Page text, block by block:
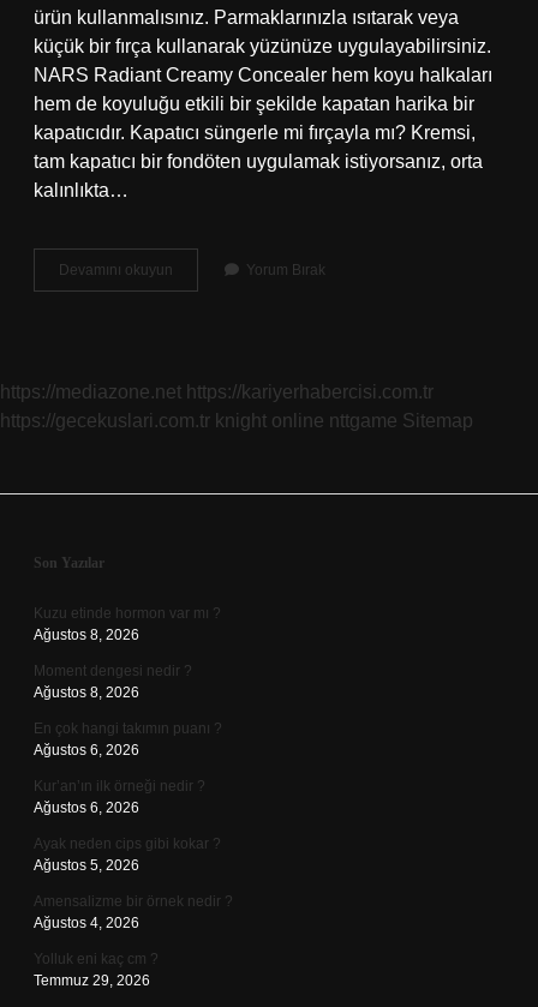
ürün kullanmalısınız. Parmaklarınızla ısıtarak veya
küçük bir fırça kullanarak yüzünüze uygulayabilirsiniz.
NARS Radiant Creamy Concealer hem koyu halkaları
hem de koyuluğu etkili bir şekilde kapatan harika bir
kapatıcıdır. Kapatıcı süngerle mi fırçayla mı? Kremsi,
tam kapatıcı bir fondöten uygulamak istiyorsanız, orta
kalınlıkta…
Devamını okuyun
Tek
Yorum Bırak
https://mediazone.net https://kariyerhabercisi.com.tr
https://gecekuslari.com.tr knight online nttgame Sitemap
Sidebar
Son Yazılar
Kuzu etinde hormon var mı ?
Ağustos 8, 2026
Moment dengesi nedir ?
Ağustos 8, 2026
En çok hangi takımın puanı ?
Ağustos 6, 2026
Kur’an’ın ilk örneği nedir ?
Ağustos 6, 2026
Ayak neden cips gibi kokar ?
Ağustos 5, 2026
Amensalizme bir örnek nedir ?
Ağustos 4, 2026
Yolluk eni kaç cm ?
Temmuz 29, 2026